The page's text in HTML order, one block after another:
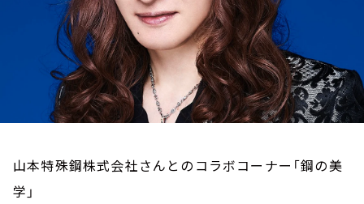
山本特殊鋼株式会社さんとのコラボコーナー「鋼の美
学」